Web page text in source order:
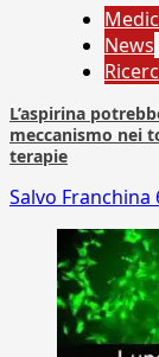
News
L’aspirina
meccanismo nei
terapie
Salvo Franchina